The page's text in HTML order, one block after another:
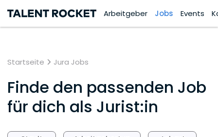
Arbeitgeber Jobs Events
Startseite Jura Jobs
Finde den passenden Job
für dich als Jurist:in